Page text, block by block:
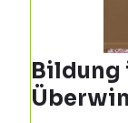
Bildung